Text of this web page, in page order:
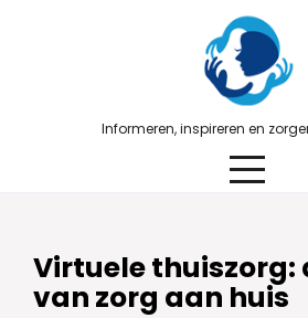
Informeren, inspireren en
Virtuele thuiszorg:
van zorg aan huis